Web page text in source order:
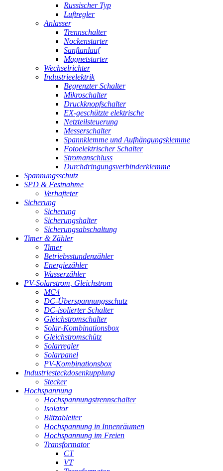
Russischer Typ
Luftregler
Anlasser
Trennschalter
Nockenstarter
Sanftanlauf
Magnetstarter
Wechselrichter
Industrieelektrik
Begrenzter Schalter
Mikroschalter
Druckknopfschalter
EX-geschützte elektrische
Netzteilsteuerung
Messerschalter
Spannklemme und Aufhängungsklemme
Fotoelektrischer Schalter
Stromanschluss
Durchdringungsverbinderklemme
Spannungsschutz
SPD & Festnahme
Verhafteter
Sicherung
Sicherung
Sicherungshalter
Sicherungsabschaltung
Timer & Zähler
Timer
Betriebsstundenzähler
Energiezähler
Wasserzähler
PV-Solarstrom, Gleichstrom
MC4
DC-Überspannungsschutz
DC-isolierter Schalter
Gleichstromschalter
Solar-Kombinationsbox
Gleichstromschütz
Solarregler
Solarpanel
PV-Kombinationsbox
Industriesteckdosenkupplung
Stecker
Hochspannung
Hochspannungstrennschalter
Isolator
Blitzableiter
Hochspannung in Innenräumen
Hochspannung im Freien
Transformator
CT
VT